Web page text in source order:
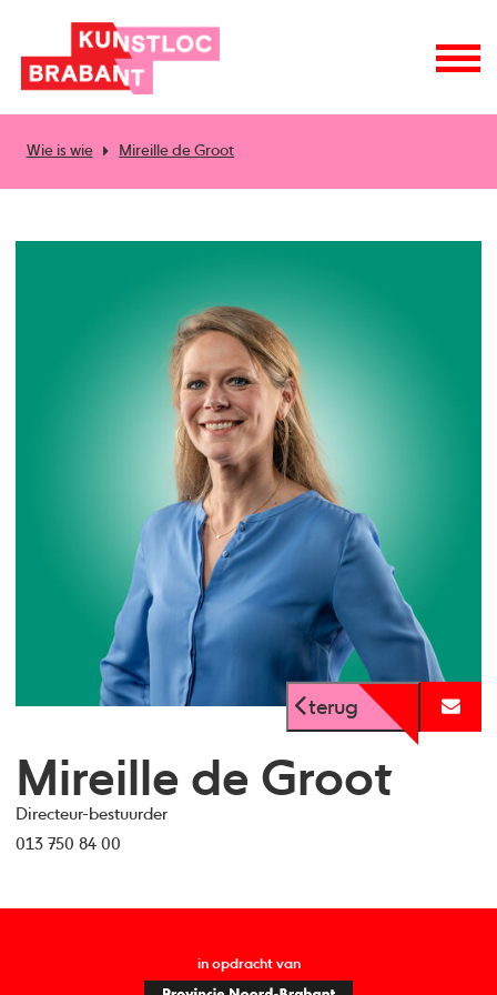
Wie is wie Mireille de Groot
terug
Mireille de Groot
Directeur-bestuurder
013 750 84 00
in opdracht van